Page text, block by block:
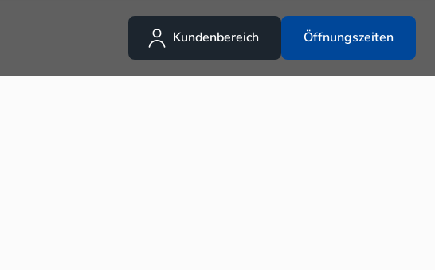
Kundenbereich Öffnungszeiten